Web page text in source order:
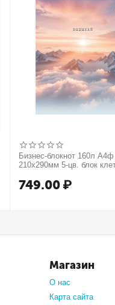
Бизнес-блокнот 160л А4ф
210х290мм 5-цв. блок
мат.ламин. -В моменте
749.00 ₽
Магазин
О нас
Карта сайта